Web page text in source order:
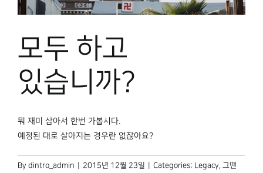
모두 하고
있습니까?
뭐 재미 삼아서 한번 가봅시다.
예정된 대로 살아지는 경우란 없잖아요?
By dintro_admin 2015년 12월 23일 Categories: Legacy, 그땐